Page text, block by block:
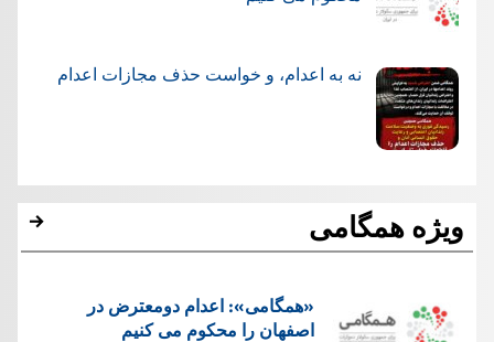
نه به اعدام، و خواست حذف مجازات اعدام
ویژه همگامی
«همگامی»: اعدام دومعترض در
اصفهان را محکوم می کنیم